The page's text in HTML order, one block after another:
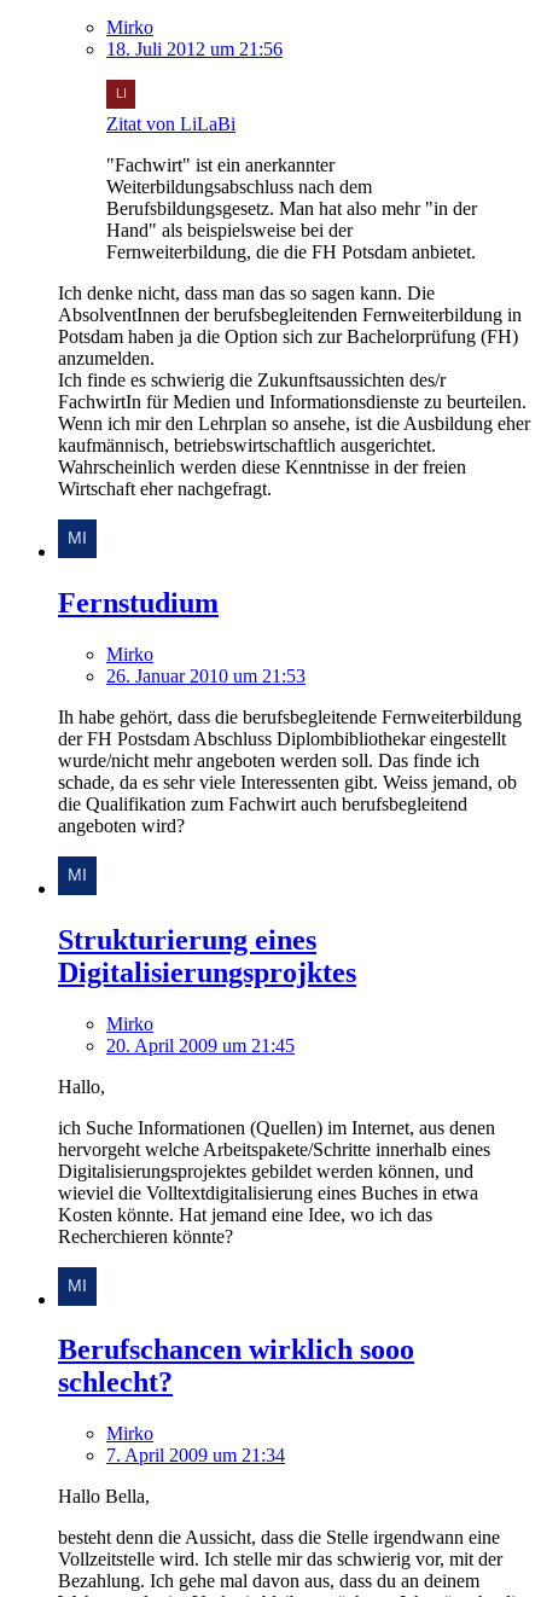
Mirko
18. Juli 2012 um 21:56
Zitat von LiLaBi
"Fachwirt" ist ein anerkannter
Weiterbildungsabschluss nach dem
Berufsbildungsgesetz. Man hat also mehr "in der
Hand" als beispielsweise bei der
Fernweiterbildung, die die FH Potsdam anbietet.
Ich denke nicht, dass man das so sagen kann. Die
AbsolventInnen der berufsbegleitenden Fernweiterbildung in
Potsdam haben ja die Option sich zur Bachelorprüfung (FH)
anzumelden.
Ich finde es schwierig die Zukunftsaussichten des/r
FachwirtIn für Medien und Informationsdienste zu beurteilen.
Wenn ich mir den Lehrplan so ansehe, ist die Ausbildung eher
kaufmännisch, betriebswirtschaftlich ausgerichtet.
Wahrscheinlich werden diese Kenntnisse in der freien
Wirtschaft eher nachgefragt.
Fernstudium
Mirko
26. Januar 2010 um 21:53
Ih habe gehört, dass die berufsbegleitende Fernweiterbildung
der FH Postsdam Abschluss Diplombibliothekar eingestellt
wurde/nicht mehr angeboten werden soll. Das finde ich
schade, da es sehr viele Interessenten gibt. Weiss jemand, ob
die Qualifikation zum Fachwirt auch berufsbegleitend
angeboten wird?
Strukturierung eines
Digitalisierungsprojktes
Mirko
20. April 2009 um 21:45
Hallo,
ich Suche Informationen (Quellen) im Internet, aus denen
hervorgeht welche Arbeitspakete/Schritte innerhalb eines
Digitalisierungsprojektes gebildet werden können, und
wieviel die Volltextdigitalisierung eines Buches in etwa
Kosten könnte. Hat jemand eine Idee, wo ich das
Recherchieren könnte?
Berufschancen wirklich sooo
schlecht?
Mirko
7. April 2009 um 21:34
Hallo Bella,
besteht denn die Aussicht, dass die Stelle irgendwann eine
Vollzeitstelle wird. Ich stelle mir das schwierig vor, mit der
Bezahlung. Ich gehe mal davon aus, dass du an deinem